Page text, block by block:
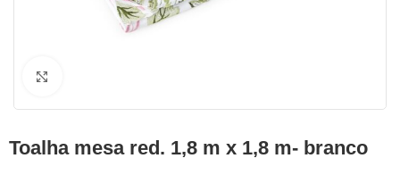
toalha mesa red. 1,8 m x 1,8 m- branco